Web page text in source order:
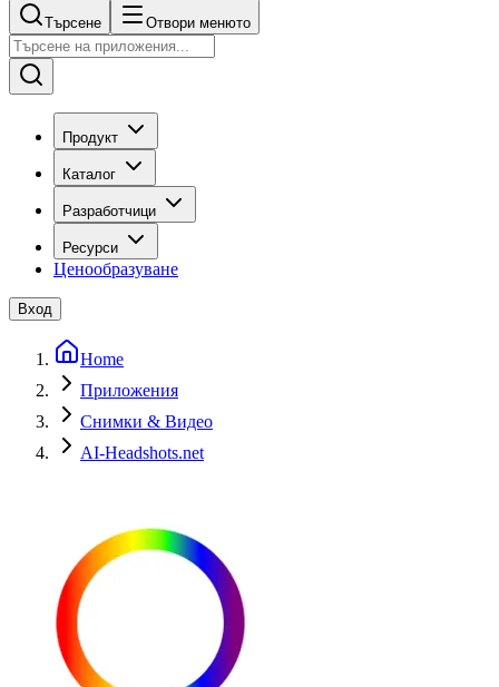
Търсене Отвори менюто
Продукт
Каталог
Разработчици
Ресурси
Ценообразуване
Вход
Home
Приложения
Снимки & Видео
AI-Headshots.net